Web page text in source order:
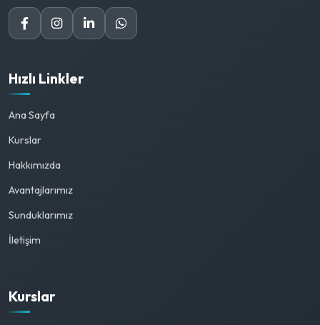
Hızlı Linkler
Ana Sayfa
Kurslar
Hakkımızda
Avantajlarımız
Sunduklarımız
İletişim
Kurslar